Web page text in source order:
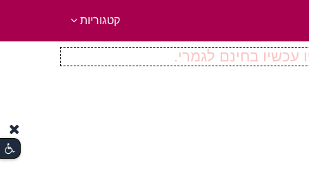
קטגוריות
בחינם לגמרי.